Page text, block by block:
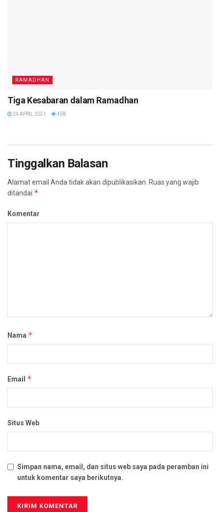
RAMADHAN
Tiga Kesabaran dalam Ramadhan
24 APRIL 2021 458
Tinggalkan Balasan
Alamat email Anda tidak akan dipublikasikan. Ruas yang wajib
ditandai *
Komentar
Nama *
Email *
Situs Web
Simpan nama, email, dan situs web saya pada peramban ini
untuk komentar saya berikutnya.